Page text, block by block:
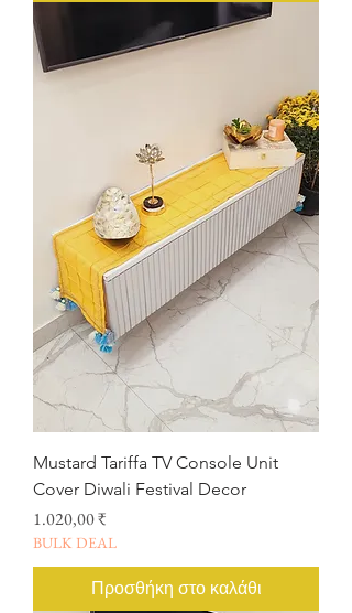
Mustard Tariffa TV Console Unit
Cover Diwali Festival Decor
Τιμή
1.020,00 ₹
BULK DEAL
Προσθήκη στο καλάθι